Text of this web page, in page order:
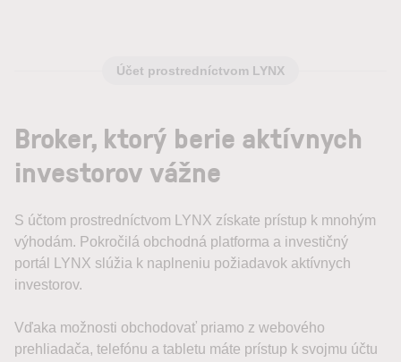
Účet prostredníctvom LYNX
Broker, ktorý berie aktívnych
investorov vážne
S účtom prostredníctvom LYNX získate prístup k mnohým
výhodám. Pokročilá obchodná platforma a investičný
portál LYNX slúžia k naplneniu požiadavok aktívnych
investorov.
Vďaka možnosti obchodovať priamo z webového
prehliadača, telefónu a tabletu máte prístup k svojmu účtu